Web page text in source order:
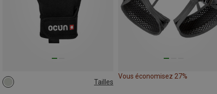
Tailles
XS
Vous économisez 27%